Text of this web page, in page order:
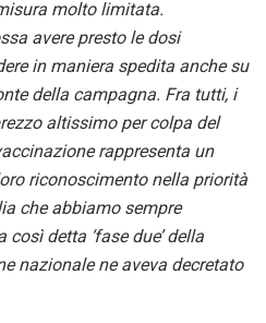
molto limitata.
avere presto le dosi
in maniera spedita anche su
della campagna. Fra tutti, i
altissimo per colpa del
rappresenta un
riconoscimento nella priorità
che abbiamo sempre
detta ‘fase due’ della
nazionale ne aveva decretato